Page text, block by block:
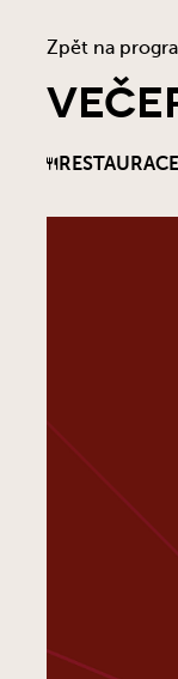
Zpět na
RESTAURACE